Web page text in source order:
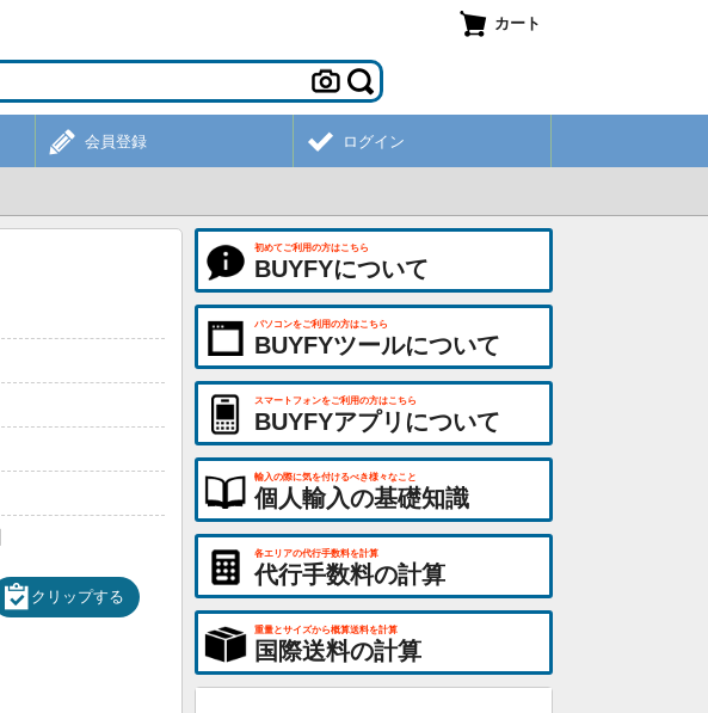
カート
会員登録 ログイン
クリップする
初めてご利用の方はこちら
BUYFYについて
パソコンをご利用の方はこちら
BUYFYツールについて
スマートフォンをご利用の方はこちら
BUYFYアプリについて
輸入の際に気を付けるべき様々なこと
個人輸入の基礎知識
各エリアの代行手数料を計算
代行手数料の計算
重量とサイズから概算送料を計算
国際送料の計算